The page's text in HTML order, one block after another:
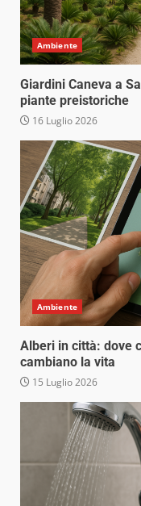
Ambiente
Giardini Caneva a
piante preistoriche
16 Luglio 2026
Ambiente
Alberi in città: dove
cambiano la vita
15 Luglio 2026